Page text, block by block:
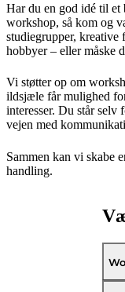
Har du en god idé til
workshop, så kom og
studiegrupper,
hobbyer – eller måske
Vi støtter op om
ildsjæle får mulighed
interesser. Du står
vejen med
Sammen kan vi skabe
handling.